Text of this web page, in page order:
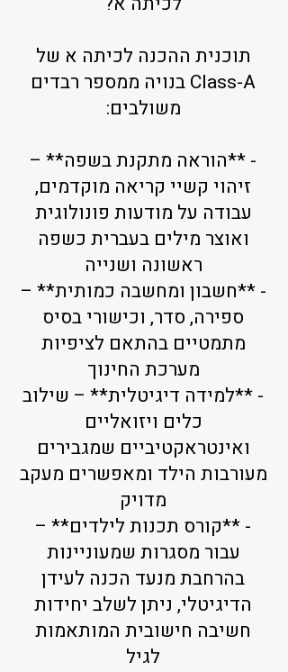
תוכנית ההכנה לכיתה א של
Class-A בנויה ממספר רבדים
משולבים:
- **הוראה מתקנת בשפה** –
זיהוי קשיי קריאה מוקדמים,
עבודה על מודעות פונולוגית
ואוצר מילים בעברית כשפה
ראשונה ושנייה
- **חשבון ומחשבה כמותית** –
ספירה, סדר, וכישורי בסיס
מתמטיים בהתאם לציפיות
מערכת החינוך
- **למידה דיגיטלית** – שילוב
כלים ויזואליים
ואינטראקטיביים שמגבירים
מעורבות הילד ומאפשרים מעקב
מדויק
- **קורס תכנות לילדים** –
עבור מסגרות שמעוניינות
בהרחבת מנעד הכנה לעידן
הדיגיטלי, ניתן לשלב יחידות
חשיבה חישובית המותאמות
לגיל